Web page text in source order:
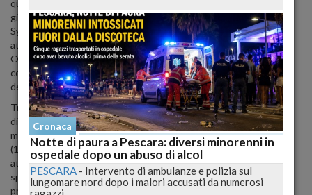
questo periodo oltre un italiano su tre (34%) vuole sentirsi più
giovane. È quanto emerge da uno studio realizzato da Quanta
System Observatory su circa 1.600 italiani tra i 18 e i 65 anni
attraverso un monitoraggio online con metodologia Woa (Web
Opinion Analysis) sui principali social network, blog, forum e
community dedicate, e su un panel di esperti - chirurghi plastici,
dermatologici.
Tra coloro che scelgono di intervenire, ancora un italiano su tre
dice di scegliere trattamenti laser di ultima generazione (51%),
mentre i tradizionali trattamenti tramite iniezione (34%) e il lifting
(15%) hanno meno successo. "Durante l’estate il sole e gli agenti
atmosferici influiscono negativamente sulla pelle, rendendola più
spessa a causa dell’elastosi e maggiormente solcata da rughe
profonde. Ma grazie alle nuove tecnologie è possibile far
Cronaca
Notte di paura a Pescara: diversi minorenni in
ospedale dopo un abuso di alcol
PESCARA - Intervento di ambulanze e polizia sul
lungomare nord dopo i malori accusati da numerosi